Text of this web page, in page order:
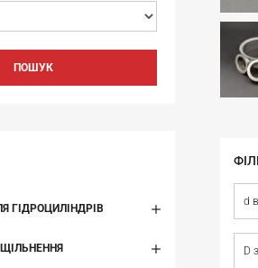
ПОШУК
ГІДРОЦИЛІНДРІВ
d
D